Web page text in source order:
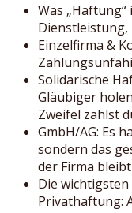
Was
Dienstleistung,
Einzelfirma &
Solidarische
Gläubiger
Zweifel zahlst
GmbH/AG: Es
sondern das
der Firma bleibt
Die
Privathaftung: